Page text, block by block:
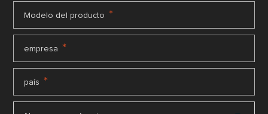
Modelo del producto *
empresa *
país *